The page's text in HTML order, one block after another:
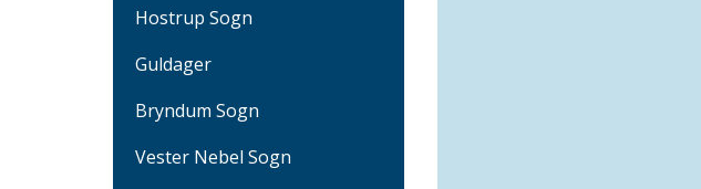
Hostrup Sogn
Guldager
Bryndum Sogn
Vester Nebel Sogn